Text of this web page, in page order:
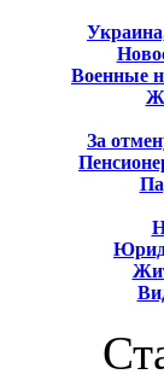
Военные
За